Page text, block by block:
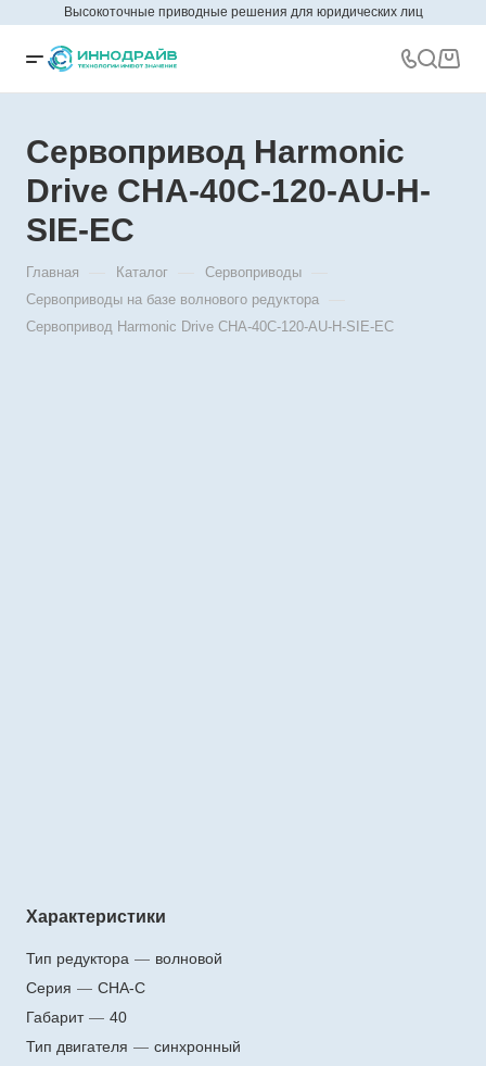
Высокоточные приводные решения для юридических лиц
Сервопривод Harmonic
Drive CHA-40C-120-AU-H-
SIE-EC
Главная Каталог Сервоприводы
Сервоприводы на базе волнового редуктора
Сервопривод Harmonic Drive CHA-40C-120-AU-H-SIE-EC
Характеристики
Тип редуктора — волновой
Серия — CHA-C
Габарит — 40
Тип двигателя — синхронный